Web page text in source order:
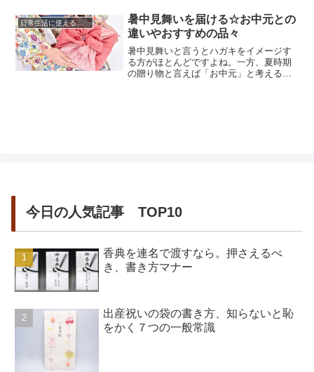
なお付き合いならばなおさらです。かと
いって、普段の自分より背伸びして「良
い彼女」を演じると疲れてしまうもの。
どんな態度や立居振舞、話し方をす...
日常生活に使える知識やマナー
暑中見舞いを届ける☆お中元との
違いやおすすめの品々
暑中見舞いと言うとハガキをイメージす
る方がほとんどですよね。一方、夏時期
の贈り物と言えば「お中元」と考える方
今日の人気記事 TOP10
香典を連名で渡すなら。押さえるべ
き、書き方マナー
出産祝いの袋の書き方、知らないと恥
をかく７つの一般常識